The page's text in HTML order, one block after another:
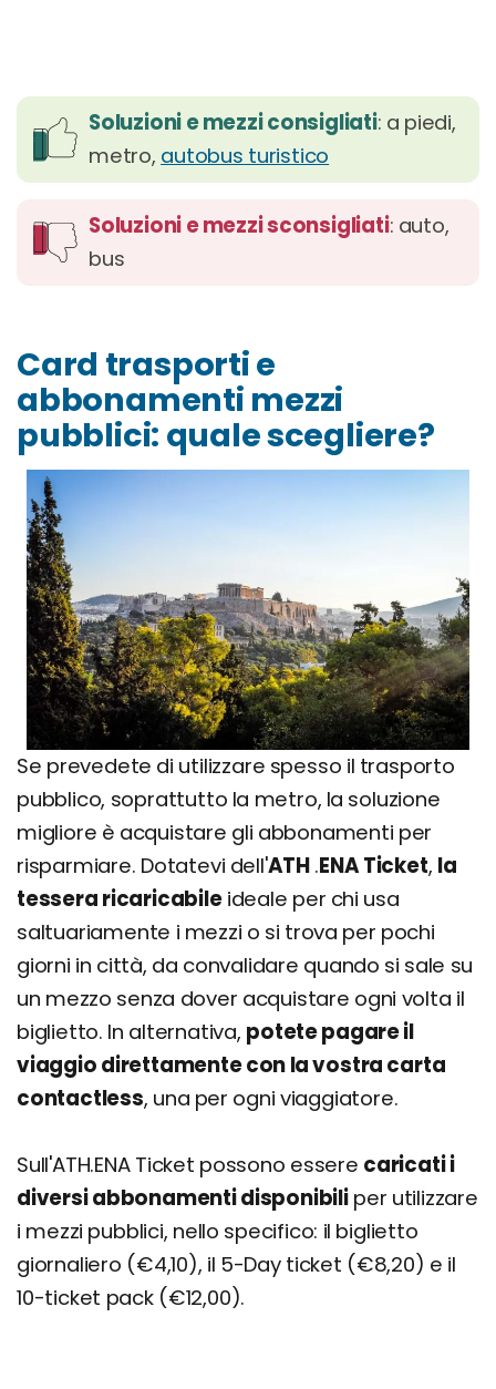
Soluzioni e mezzi consigliati: a piedi,
metro, autobus turistico
Soluzioni e mezzi sconsigliati: auto,
bus
Card trasporti e
abbonamenti mezzi
pubblici: quale scegliere?
Se prevedete di utilizzare spesso il trasporto
pubblico, soprattutto la metro, la soluzione
migliore è acquistare gli abbonamenti per
risparmiare. Dotatevi dell'ATH .ENA Ticket, la
tessera ricaricabileideale per chi usa
saltuariamente i mezzi o si trova per pochi
giorni in città, da convalidare quando si sale su
un mezzo senza dover acquistare ogni volta il
biglietto. In alternativa, potete pagare il
viaggio direttamente con la vostra carta
contactless, una per ogni viaggiatore.
Sull'ATH.ENA Ticket possono essere caricati i
diversi abbonamenti disponibiliper utilizzare
i mezzi pubblici, nello specifico: il biglietto
giornaliero (€4,10), il 5-Day ticket (€8,20) e il
10-ticket pack (€12,00).